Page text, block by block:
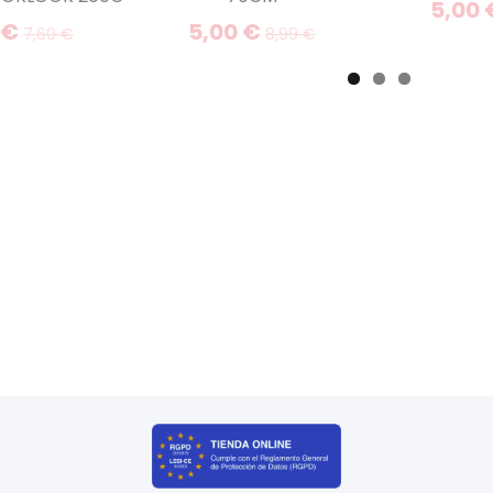
7,60 € 5,00 € 8,99 €
5,00